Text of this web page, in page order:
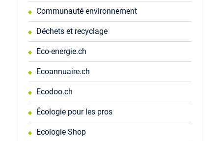
Communauté environnement
Déchets et recyclage
Eco-energie.ch
Ecoannuaire.ch
Ecodoo.ch
Écologie pour les pros
Ecologie Shop